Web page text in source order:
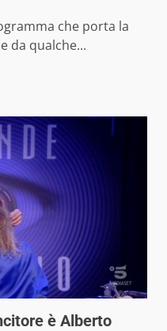
che porta la
da qualche...
è Alberto